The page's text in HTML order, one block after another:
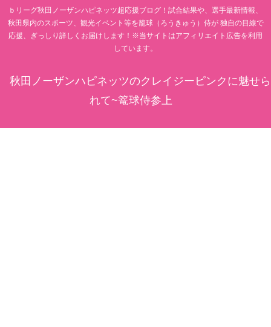
ｂリーグ秋田ノーザンハピネッツ超応援ブログ！試合結果や、選手最新情報、
秋田県内のスポーツ、観光イベント等を籠球（ろうきゅう）侍が 独自の目線で
応援、ぎっしり詳しくお届けします！※当サイトはアフィリエイト広告を利用
しています。
秋田ノーザンハピネッツのクレイジーピンクに魅せら
れて~篭球侍参上